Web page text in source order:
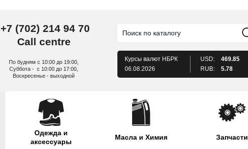
+7 (702) 214 94 70
Call centre
По будням с 10:00 до 19:00,
Суббота - с 10:00 до 17:00,
Воскресенье - выходной
Курсы валют НБРК
06.08.2026
USD:
469.85
RUB:
5.78
Одежда и
аксессуары
Масла и Химия Запчасти